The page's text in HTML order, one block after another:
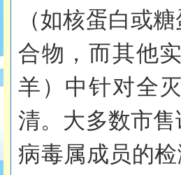
（如核蛋白或
合物，而其他
羊）中针对全
清。大多数市
病毒属成员的